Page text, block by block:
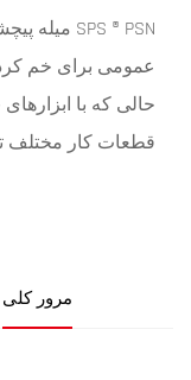
عمومی برای خم
حالی که با
قطعات کار مختلف
مرور کلی